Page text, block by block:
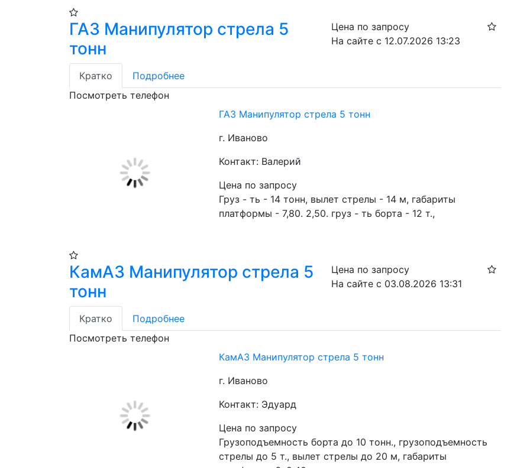
ГАЗ Манипулятор стрела 5
тонн
Цена по запросу
На сайте с 12.07.2026 13:23
Кратко
Подробнее
Посмотреть телефон
ГАЗ Манипулятор стрела 5 тонн
г. Иваново
Контакт: Валерий
Цена по запросу
Груз - ть - 14 тонн, вылет стрелы - 14 м, габариты
платформы - 7,80. 2,50. груз - ть борта - 12 т.,
КамАЗ Манипулятор стрела 5
тонн
Цена по запросу
На сайте с 03.08.2026 13:31
Кратко
Подробнее
Посмотреть телефон
КамАЗ Манипулятор стрела 5 тонн
г. Иваново
Контакт: Эдуард
Цена по запросу
Грузоподъемность борта до 10 тонн., грузоподъемность
стрелы до 5 т., вылет стрелы до 20 м, габариты